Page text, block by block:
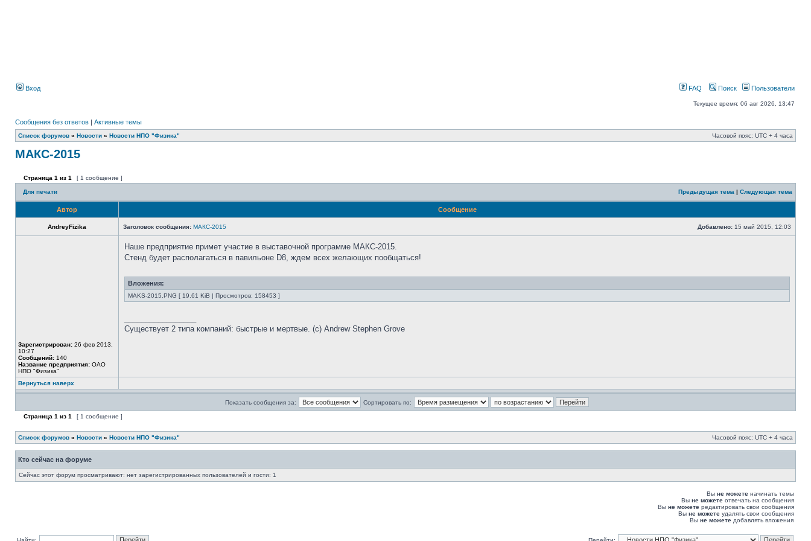
Вход FAQ Поиск Пользователи
Текущее время: 06 авг 2026, 13:47
Сообщения без ответов | Активные темы
Список форумов » Новости » Новости НПО "Физика" Часовой пояс: UTC + 4 часа
МАКС-2015
Страница 1 из 1 [ 1 сообщение ]
Для печати Предыдущая тема | Следующая тема
Автор Сообщение
AndreyFizika Заголовок сообщения: МАКС-2015 Добавлено: 15 май 2015, 12:03
Зарегистрирован: 26 фев 2013,
10:27
Сообщений: 140
Название предприятия: ОАО
НПО "Физика"
Наше предприятие примет участие в выставочной программе МАКС-2015.
Стенд будет располагаться в павильоне D8, ждем всех желающих пообщаться!
Вложения:
MAKS-2015.PNG [ 19.61 KiB | Просмотров: 158453 ]
Существует 2 типа компаний: быстрые и мертвые. (с) Andrew Stephen Grove
Вернуться наверх
Показать сообщения за: Сортировать по:
Страница 1 из 1 [ 1 сообщение ]
Список форумов » Новости » Новости НПО "Физика" Часовой пояс: UTC + 4 часа
Кто сейчас на форуме
Сейчас этот форум просматривают: нет зарегистрированных пользователей и гости: 1
Вы не можете начинать темы
Вы не можете отвечать на сообщения
Вы не можете редактировать свои сообщения
Вы не можете удалять свои сообщения
Вы не можете добавлять вложения